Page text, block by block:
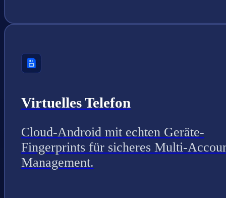
Virtuelles Telefon
Cloud-Android mit echten Geräte-
Fingerprints für sicheres Multi-
Management.